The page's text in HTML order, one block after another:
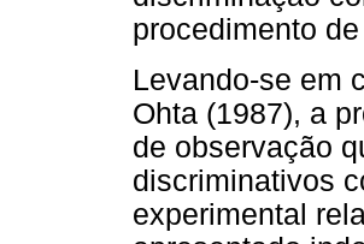
procedimento
Levando-se em
Ohta (1987), a
de observação
discriminativos
experimental